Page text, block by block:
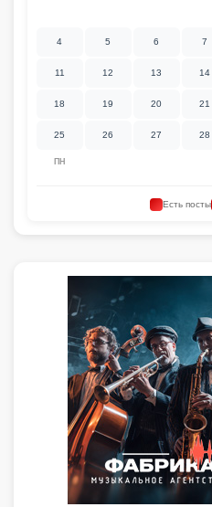
ПН
4 5 6 7
11 12 13 14
18 19 20 21
25 26 27 28
Есть посты